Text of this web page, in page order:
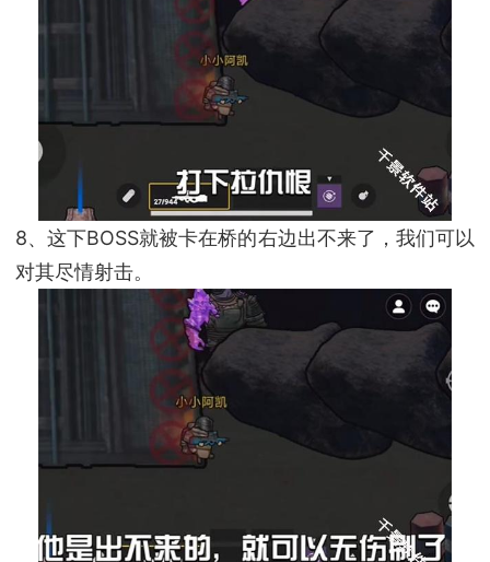
8、这下BOSS就被卡在桥的右边出不来了，我们可以
对其尽情射击。